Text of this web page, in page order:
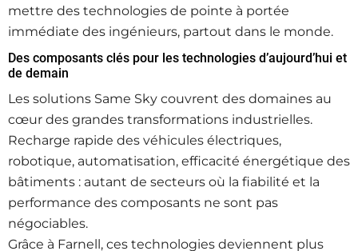
mettre des technologies de pointe à portée
immédiate des ingénieurs, partout dans le monde.
Des composants clés pour les technologies d’aujourd’hui et
de demain
Les solutions Same Sky couvrent des domaines au
cœur des grandes transformations industrielles.
Recharge rapide des véhicules électriques,
robotique, automatisation, efficacité énergétique des
bâtiments : autant de secteurs où la fiabilité et la
performance des composants ne sont pas
négociables.
Grâce à Farnell, ces technologies deviennent plus